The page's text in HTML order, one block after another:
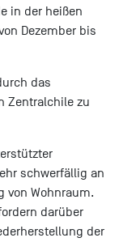
in der heißen
Dezember bis
das
Zentralchile zu
schwerfällig an
von Wohnraum.
darüber
der